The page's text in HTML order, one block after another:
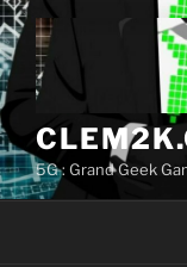
Aller
au
contenu
principal
5G : Grand Geek